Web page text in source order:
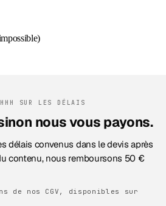
SUR LES DÉLAIS
nous vous payons.
délais convenus dans le devis après
contenu, nous remboursons 50 €
de nos CGV, disponibles sur